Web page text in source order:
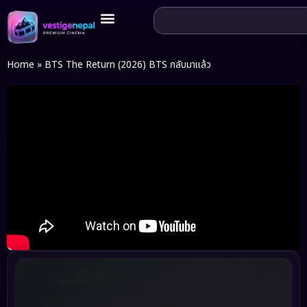
Home » BTS The Return (2026) BTS กลับมาแล้ว